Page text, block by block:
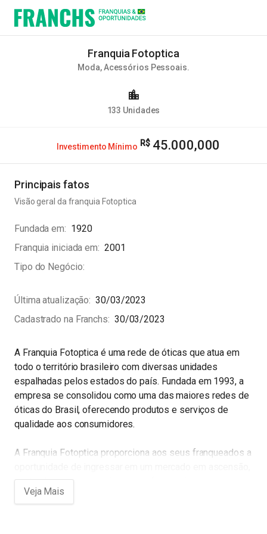
Franquia Fotoptica
Moda,Acessórios Pessoais.
Investimento Mínimo 45.000,000
133 Unidades
Principais fatos
Visão geral da franquia Fotoptica
Fundada em
1920
Franquia iniciada em 2001
Tipo do Negócio
Última atualização 30/03/2023
Cadastrado na Franchs
30/03/2023
A Franquia Fotoptica é uma rede de óticas que atua em
todo o território brasileiro com diversas unidades
espalhadas pelos estados do país. Fundada em 1993, a
empresa se consolidou como uma das maiores redes de
óticas do Brasil, oferecendo produtos e serviços de
qualidade aos consumidores.
A Franquia Fotoptica proporciona aos seus franqueados a
contando com uma equipe de profissionais
especializados e um modelo de negócio eficiente e